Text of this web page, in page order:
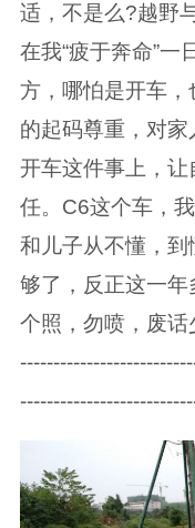
适，不是么?越野
在我“疲于奔命”一
方，哪怕是开车
的起码尊重，对
开车这件事上，
任。C6这个车，
和儿子从不懂，
够了，反正这一
个照，勿喷，废话